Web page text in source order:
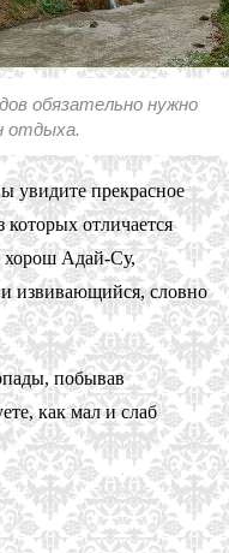
обязательно нужно
отдыха.
увидите прекрасное
отличается
хорош Адай-Су,
извивающийся, словно
побывав
как мал и слаб